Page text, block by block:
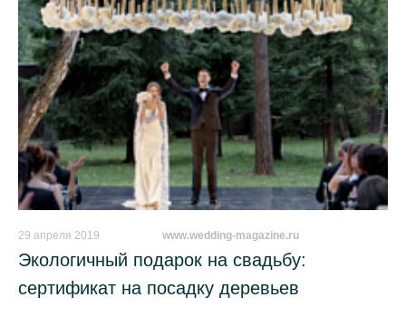
29 апреля 2019 www.wedding-magazine.ru
Экологичный подарок на свадьбу:
сертификат на посадку деревьев